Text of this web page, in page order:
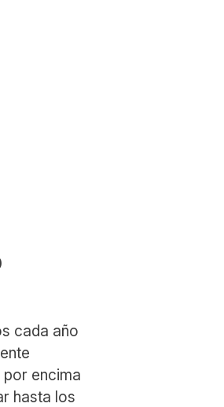
cada año
encima
hasta los